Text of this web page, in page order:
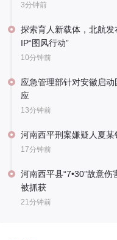
3分钟前
探索育人新载体，北航
IP“图风行动”
10分钟前
应急管理部针对安徽启
应
13分钟前
河南西平刑案嫌疑人夏
17分钟前
河南西平县“7•30”故意
被抓获
21分钟前